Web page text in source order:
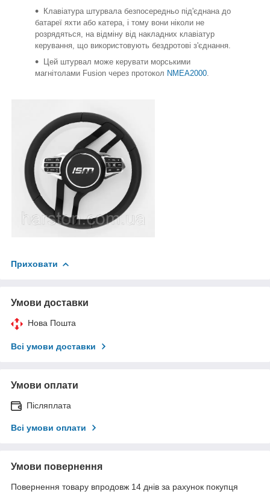
Клавіатура штурвала безпосередньо під'єднана до
батареї яхти або катера, і тому вони ніколи не
розрядяться, на відміну від накладних клавіатур
керування, що використовують бездротові з'єднання.
Цей штурвал може керувати морськими
магнітолами Fusion через протокол NMEA2000.
Приховати
Умови доставки
Нова Пошта
Всі умови доставки
Умови оплати
Післяплата
Всі умови оплати
Умови повернення
Повернення товару впродовж 14 днів за рахунок покупця